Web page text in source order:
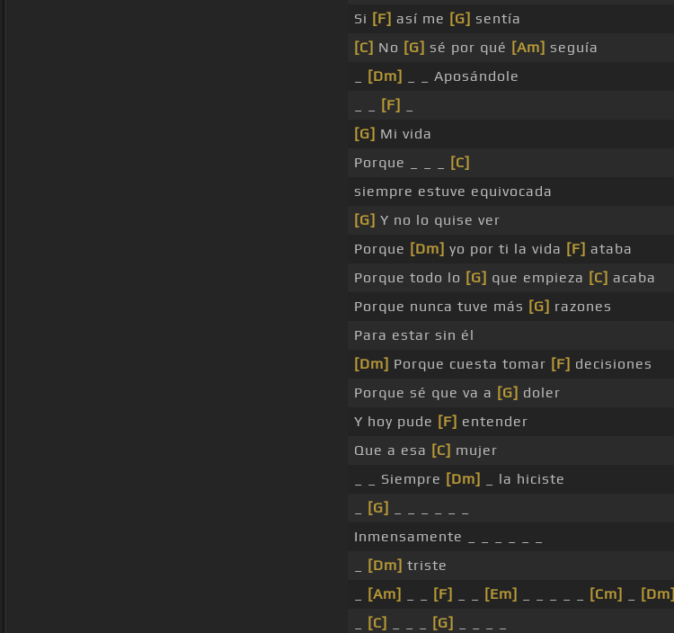
Si [F] así me [G] sentía
[C] No [G] sé por qué [Am] seguía
[Dm]
_ _ Aposándole
[F]
[G] Mi vida
Porque _ _ _
[C]
siempre estuve equivocada
[G] Y no lo quise ver
Porque [Dm] yo por ti la vida [F] ataba
Porque todo lo [G] que empieza [C] acaba
Porque nunca tuve más [G] razones
Para estar sin él
[Dm] Porque cuesta tomar [F] decisiones
Porque sé que va a [G] doler
Y hoy pude [F] entender
Que a esa [C] mujer
_ _ Siempre [Dm]
_ la hiciste
[G]
Inmensamente _ _ _ _ _ _
[Dm] triste
[Am] [F] [Em] [Cm] [Dm]
[C] [G]